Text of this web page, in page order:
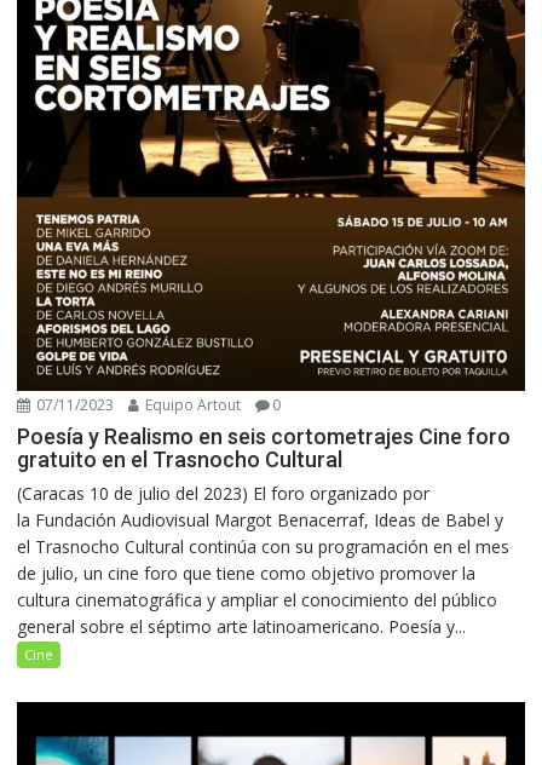
07/11/2023 Equipo Artout 0
Poesía y Realismo en seis cortometrajes Cine foro
gratuito en el Trasnocho Cultural
(Caracas 10 de julio del 2023) El foro organizado por
la Fundación Audiovisual Margot Benacerraf, Ideas de Babel y
el Trasnocho Cultural continúa con su programación en el mes
de julio, un cine foro que tiene como objetivo promover la
cultura cinematográfica y ampliar el conocimiento del público
general sobre el séptimo arte latinoamericano. Poesía y...
Cine